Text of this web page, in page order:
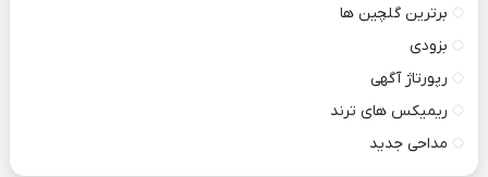
برترین گلچین ها
بزودی
رپورتاژ آگهی
ریمیکس های ترند
مداحی جدید